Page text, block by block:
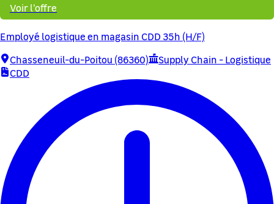
Voir l'offre
Employé logistique en magasin CDD 35h (H/F)
Chasseneuil-du-Poitou (86360)
Supply Chain - Logistique
CDD